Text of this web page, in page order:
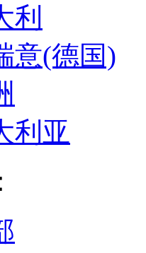
利
意(德国)
利亚